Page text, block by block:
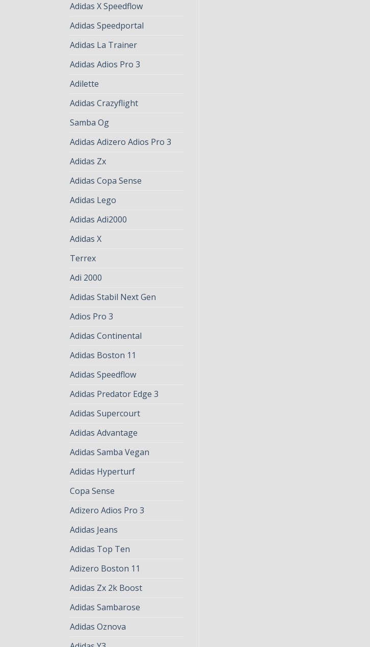
Adidas X Speedflow
Adidas Speedportal
Adidas La Trainer
Adidas Adios Pro 3
Adilette
Adidas Crazyflight
Samba Og
Adidas Adizero Adios Pro 3
Adidas Zx
Adidas Copa Sense
Adidas Lego
Adidas Adi2000
Adidas X
Terrex
Adi 2000
Adidas Stabil Next Gen
Adios Pro 3
Adidas Continental
Adidas Boston 11
Adidas Speedflow
Adidas Predator Edge 3
Adidas Supercourt
Adidas Advantage
Adidas Samba Vegan
Adidas Hyperturf
Copa Sense
Adizero Adios Pro 3
Adidas Jeans
Adidas Top Ten
Adizero Boston 11
Adidas Zx 2k Boost
Adidas Sambarose
Adidas Oznova